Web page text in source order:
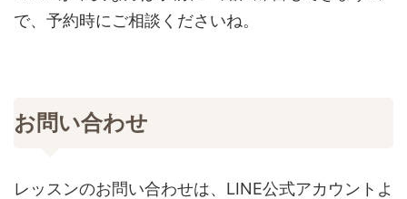
で、 予約時にご相談くださいね。
お問い合わせ
レッスンのお問い合わせは、LINE公式アカウントよ